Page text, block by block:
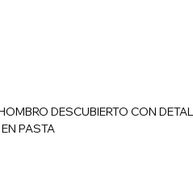
DESCUBIERTO CON
PASTA